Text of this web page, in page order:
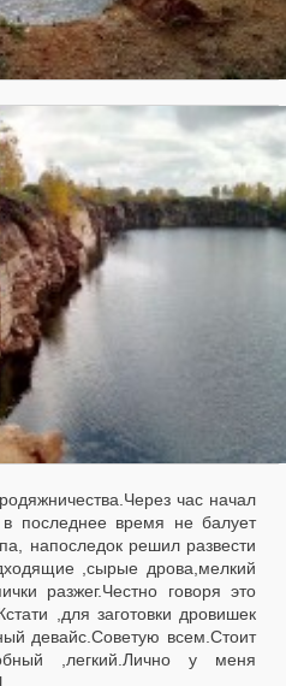
час начал
в последнее время не балует
напоследок решил развести
,сырые дрова,мелкий
разжег.Честно говоря это
,для заготовки дровишек
девайс.Советую всем.Стоит
,легкий.Лично у меня